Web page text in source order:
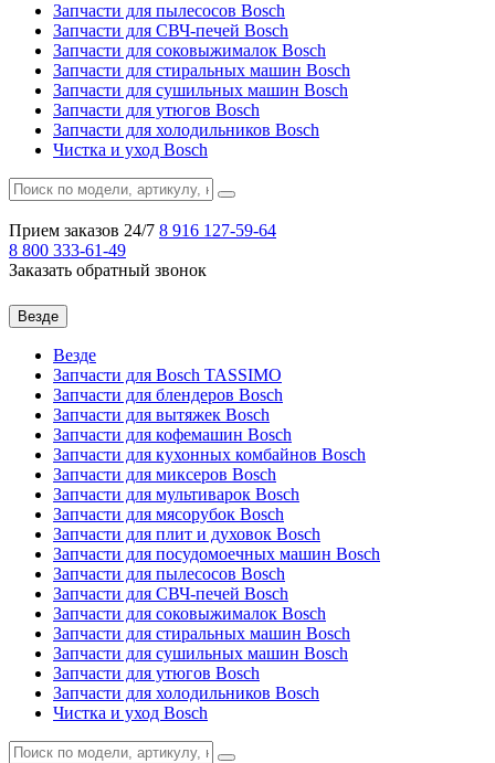
Запчасти для пылесосов Bosch
Запчасти для СВЧ-печей Bosch
Запчасти для соковыжималок Bosch
Запчасти для стиральных машин Bosch
Запчасти для сушильных машин Bosch
Запчасти для утюгов Bosch
Запчасти для холодильников Bosch
Чистка и уход Bosch
Прием заказов 24/7 8 916 127-59-64
8 800 333-61-49
Заказать обратный звонок
Везде
Везде
Запчасти для Bosch TASSIMO
Запчасти для блендеров Bosch
Запчасти для вытяжек Bosch
Запчасти для кофемашин Bosch
Запчасти для кухонных комбайнов Bosch
Запчасти для миксеров Bosch
Запчасти для мультиварок Bosch
Запчасти для мясорубок Bosch
Запчасти для плит и духовок Bosch
Запчасти для посудомоечных машин Bosch
Запчасти для пылесосов Bosch
Запчасти для СВЧ-печей Bosch
Запчасти для соковыжималок Bosch
Запчасти для стиральных машин Bosch
Запчасти для сушильных машин Bosch
Запчасти для утюгов Bosch
Запчасти для холодильников Bosch
Чистка и уход Bosch